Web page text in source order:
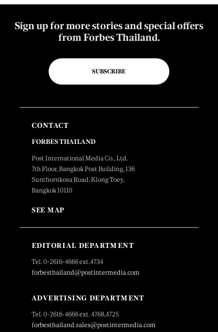
Sign up for more stories and special offers
from Forbes Thailand.
SUBSCRIBE
CONTACT
FORBES THAILAND
Post International Media Co., Ltd.
7th Floor, Bangkok Post Building, 136
Sunthornkosa Road, Klong Toey,
Bangkok 10110
SEE MAP
EDITORIAL DEPARTMENT
Tel. 0-2616-4666 ext.4734
forbesthailand@postintermedia.com
ADVERTISING DEPARTMENT
Tel. 0-2616-4666 ext. 4768,4725
forbesthailand.sales@postintermedia.com